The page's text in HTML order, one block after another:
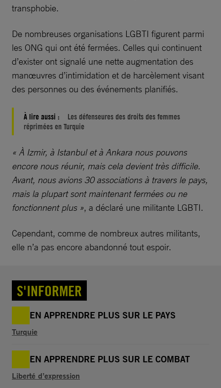
transphobie.
De nombreuses organisations LGBTI figurent parmi
les ONG qui ont été fermées. Celles qui continuent
d’exister ont signalé une nette augmentation des
manœuvres d’intimidation et de harcèlement visant
des personnes ou des événements planifiés.
À lire aussi :
Les défenseures des droits des femmes
réprimées en Turquie
« À Izmir, à Istanbul et à Ankara nous pouvons
encore nous réunir, mais cela devient très difficile.
Avant, nous avions 30 associations à travers le pays,
mais la plupart sont maintenant fermées ou ne
fonctionnent plus », a déclaré une militante LGBTI.
Cependant, comme de nombreux autres militants,
elle n’a pas encore abandonné tout espoir.
S'INFORMER
EN APPRENDRE PLUS SUR LE PAYS
Turquie
EN APPRENDRE PLUS SUR LE COMBAT
Liberté d’expression